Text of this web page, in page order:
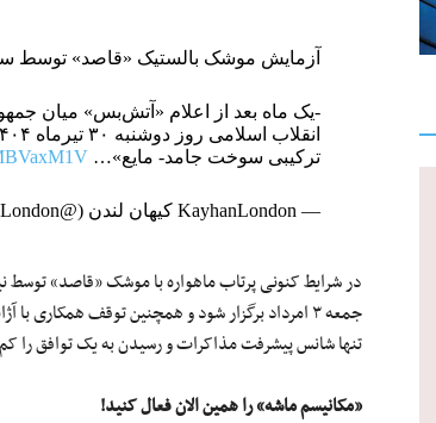
آزمایش موشک بالستیک «قاصد» توسط
-یک ماه بعد از اعلام «آتش‌بس» میان
ترکیبی سوخت جامد- مایع»…
— KayhanLondon کیهان لندن (@KayhanLondon)
در شرایط کنونی پرتاب ماهواره با موشک «قاصد» توسط
جمعه ۳ امرداد برگزار شود و همچنین توقف
تنها شانس پیشرفت مذاکرات و رسیدن به یک توافق
«مکانیسم ماشه» را همین الان فعال کنید!